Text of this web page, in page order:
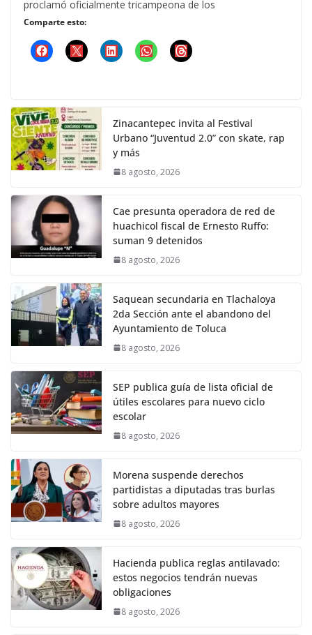
proclamó oficialmente tricampeona de los
Comparte esto:
Zinacantepec invita al Festival
Urbano “Juventud 2.0” con skate, rap
y más
8 agosto, 2026
Cae presunta operadora de red de
huachicol fiscal de Ernesto Ruffo:
suman 9 detenidos
8 agosto, 2026
Saquean secundaria en Tlachaloya
2da Sección ante el abandono del
Ayuntamiento de Toluca
8 agosto, 2026
SEP publica guía de lista oficial de
útiles escolares para nuevo ciclo
escolar
8 agosto, 2026
Morena suspende derechos
partidistas a diputadas tras burlas
sobre adultos mayores
8 agosto, 2026
Hacienda publica reglas antilavado:
estos negocios tendrán nuevas
obligaciones
8 agosto, 2026